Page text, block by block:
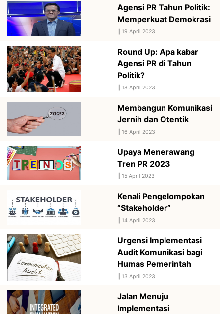
Agensi PR Tahun Politik:
Memperkuat Demokrasi
19 April 2023
Round Up: Apa kabar
Agensi PR di Tahun
Politik?
18 April 2023
Membangun Komunikasi
Jernih dan Otentik
16 April 2023
Upaya Menerawang
Tren PR 2023
15 April 2023
Kenali Pengelompokan
“Stakeholder”
14 April 2023
Urgensi Implementasi
Audit Komunikasi bagi
Humas Pemerintah
13 April 2023
Jalan Menuju
Implementasi